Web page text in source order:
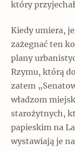
który
Kiedy umiera,
zażegnać ten
plany
Rzymu, którą
zatem
władzom
starożytnych,
papieskim na
wystawiają je